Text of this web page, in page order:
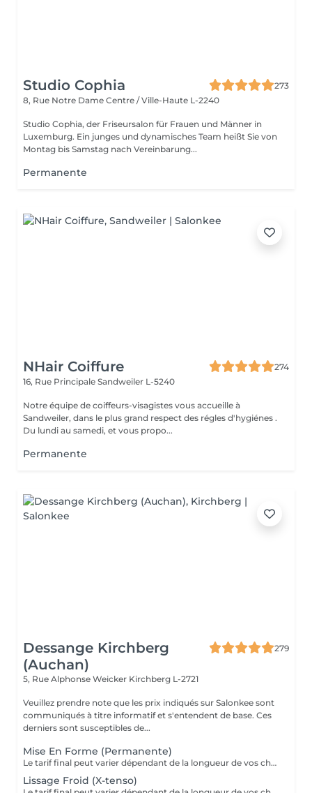
Studio Cophia
273
8, Rue Notre Dame Centre / Ville-Haute L-2240
Studio Cophia, der Friseursalon für Frauen und Männer in
Luxemburg. Ein junges und dynamisches Team heißt Sie von
Montag bis Samstag nach Vereinbarung...
Permanente
NHair Coiffure
274
16, Rue Principale Sandweiler L-5240
Notre équipe de coiffeurs-visagistes vous accueille à
Sandweiler, dans le plus grand respect des régles d'hygiénes .
Du lundi au samedi, et vous propo...
Permanente
Dessange Kirchberg
(Auchan)
279
5, Rue Alphonse Weicker Kirchberg L-2721
Veuillez prendre note que les prix indiqués sur Salonkee sont
communiqués à titre informatif et s'entendent de base. Ces
derniers sont susceptibles de...
Mise En Forme (Permanente)
Le tarif final peut varier dépendant de la longueur de vos cheveux ainsi que des soins et produits utilisés.
Lissage Froid (X-tenso)